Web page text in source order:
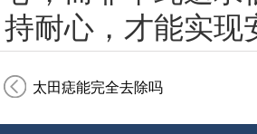
持耐心，才能实现
太田痣能完全去除吗